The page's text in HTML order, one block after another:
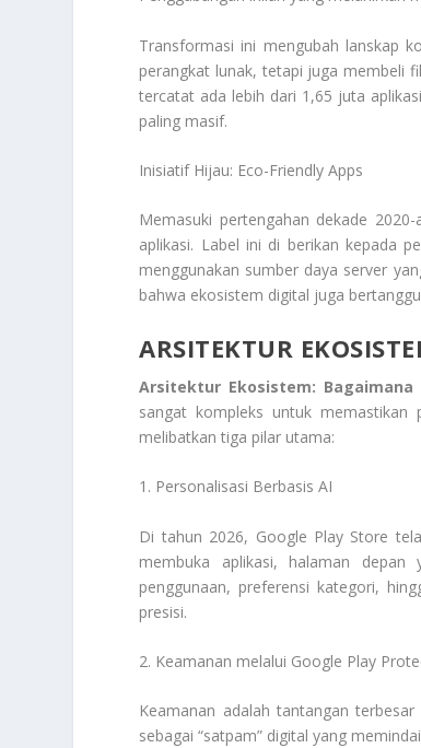
Transformasi ini mengubah lanskap
perangkat lunak, tetapi juga membeli
tercatat ada lebih dari 1,65 juta
paling masif.
Inisiatif Hijau: Eco-Friendly Apps
Memasuki pertengahan dekade
aplikasi. Label ini di berikan kepada
menggunakan sumber daya server
bahwa ekosistem digital juga
ARSITEKTUR
Arsitektur Ekosistem: Bagaimana
sangat kompleks untuk memastikan
melibatkan tiga pilar utama:
1. Personalisasi Berbasis AI
Di tahun 2026, Google Play Store
membuka aplikasi, halaman
penggunaan, preferensi kategori,
presisi.
2. Keamanan melalui Google Play
Keamanan adalah tantangan
sebagai “satpam” digital yang